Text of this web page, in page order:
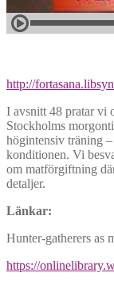
http://
I avsnitt 48 pratar vi
Stockholms
högintensiv träning
konditionen. Vi
om matförgiftning
detaljer.
Länkar:
Hunter-gatherers as
https://